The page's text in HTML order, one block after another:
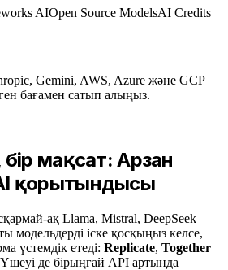
AIOpen Source ModelsAI Credits
Gemini, AWS, Azure және GCP
бағамен сатып алыңыз.
мақсат: Арзан
қорытындысы
ақ Llama, Mistral, DeepSeek
модельдерді іске қосқыңыз келсе,
үстемдік етеді: Replicate, Together
де бірыңғай API артында